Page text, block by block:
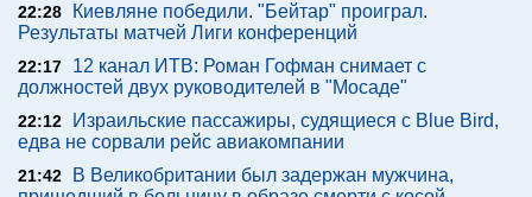
22:28
Киевляне победили. "Бейтар" проиграл.
Результаты матчей Лиги конференций
22:17
12 канал ИТВ: Роман Гофман снимает с
должностей двух руководителей в "Мосаде"
22:12
Израильские пассажиры, судящиеся с Blue Bird,
едва не сорвали рейс авиакомпании
21:42
В Великобритании был задержан мужчина,